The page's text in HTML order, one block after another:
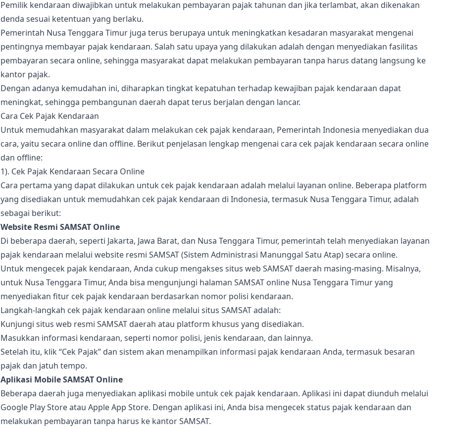
Pemilik kendaraan diwajibkan untuk melakukan pembayaran pajak tahunan dan jika terlambat, akan dikenakan
denda sesuai ketentuan yang berlaku.
Pemerintah Nusa Tenggara Timur juga terus berupaya untuk meningkatkan kesadaran masyarakat mengenai
pentingnya membayar pajak kendaraan. Salah satu upaya yang dilakukan adalah dengan menyediakan fasilitas
pembayaran secara online, sehingga masyarakat dapat melakukan pembayaran tanpa harus datang langsung ke
kantor pajak.
Dengan adanya kemudahan ini, diharapkan tingkat kepatuhan terhadap kewajiban pajak kendaraan dapat
meningkat, sehingga pembangunan daerah dapat terus berjalan dengan lancar.
Cara Cek Pajak Kendaraan
Untuk memudahkan masyarakat dalam melakukan cek pajak kendaraan, Pemerintah Indonesia menyediakan dua
cara, yaitu secara online dan offline. Berikut penjelasan lengkap mengenai cara cek pajak kendaraan secara online
dan offline:
1). Cek Pajak Kendaraan Secara Online
Cara pertama yang dapat dilakukan untuk cek pajak kendaraan adalah melalui layanan online. Beberapa platform
yang disediakan untuk memudahkan cek pajak kendaraan di Indonesia, termasuk Nusa Tenggara Timur, adalah
sebagai berikut:
Website Resmi SAMSAT Online
Di beberapa daerah, seperti Jakarta, Jawa Barat, dan Nusa Tenggara Timur, pemerintah telah menyediakan layanan
pajak kendaraan melalui website resmi SAMSAT (Sistem Administrasi Manunggal Satu Atap) secara online.
Untuk mengecek pajak kendaraan, Anda cukup mengakses situs web SAMSAT daerah masing-masing. Misalnya,
untuk Nusa Tenggara Timur, Anda bisa mengunjungi halaman SAMSAT online Nusa Tenggara Timur yang
menyediakan fitur cek pajak kendaraan berdasarkan nomor polisi kendaraan.
Langkah-langkah cek pajak kendaraan online melalui situs SAMSAT adalah:
Kunjungi situs web resmi SAMSAT daerah atau platform khusus yang disediakan.
Masukkan informasi kendaraan, seperti nomor polisi, jenis kendaraan, dan lainnya.
Setelah itu, klik “Cek Pajak” dan sistem akan menampilkan informasi pajak kendaraan Anda, termasuk besaran
pajak dan jatuh tempo.
Aplikasi Mobile SAMSAT Online
Beberapa daerah juga menyediakan aplikasi mobile untuk cek pajak kendaraan. Aplikasi ini dapat diunduh melalui
Google Play Store atau Apple App Store. Dengan aplikasi ini, Anda bisa mengecek status pajak kendaraan dan
melakukan pembayaran tanpa harus ke kantor SAMSAT.